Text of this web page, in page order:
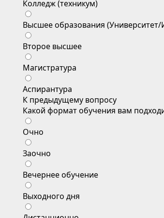
Колледж (техникум)
Высшее образования (Университет/
Второе высшее
Магистратура
Аспирантура
К предыдущему вопросу
Какой формат обучения вам
Очно
Заочно
Вечернее обучение
Выходного дня